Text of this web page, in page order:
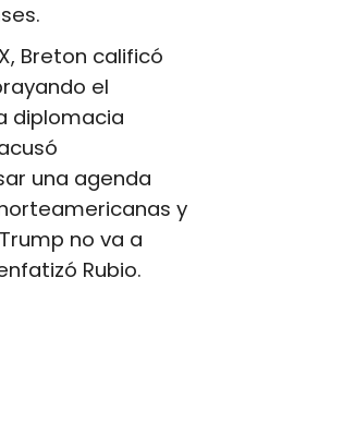
Breton calificó
el
diplomacia
una agenda
y
no va a
Rubio.